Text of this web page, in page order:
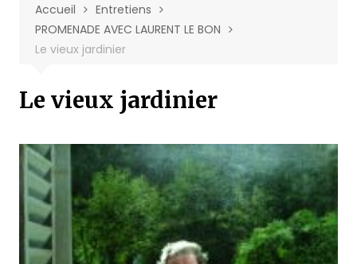
Accueil
Entretiens
PROMENADE AVEC LAURENT LE BON
Le vieux jardinier
Le vieux jardinier